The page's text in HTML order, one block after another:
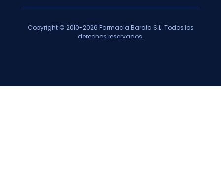
Copyright © 2010-2026 Farmacia Barata S.L. Todos los
derechos reservados.